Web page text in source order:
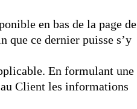
en bas de la page de
que ce dernier puisse s’y
En formulant une
Client les informations